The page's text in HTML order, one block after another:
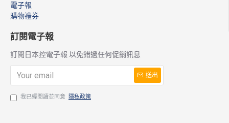
電子報
購物禮券
訂閱電子報
訂閱日本控電子報 以免錯過任何促銷訊息
送出
我已經閱讀並同意 隱私政策